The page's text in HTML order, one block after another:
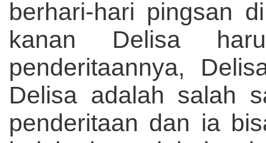
berhari-hari pingsan
kanan Delisa
penderitaannya,
Delisa adalah salah
penderitaan dan ia